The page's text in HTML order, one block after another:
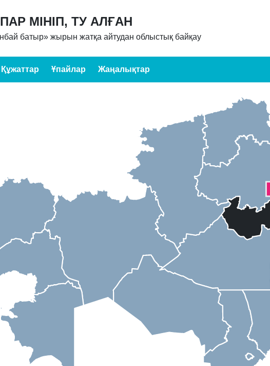
МІНІП, ТУ АЛҒАН
батыр» жырын жатқа айтудан облыстық байқау
Құжаттар Ұпайлар Жаңалықтар